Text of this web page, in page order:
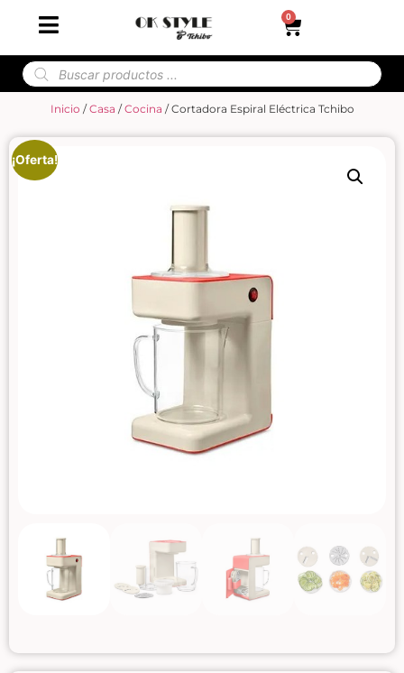
0
Inicio /Casa /Cocina / Cortadora Espiral Eléctrica Tchibo
¡Oferta!